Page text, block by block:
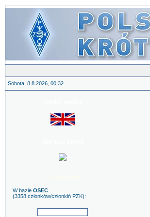
Sobota, 8.8.2026, 00:32
W bazie OSEC
(3358 członków/członkiń PZK):